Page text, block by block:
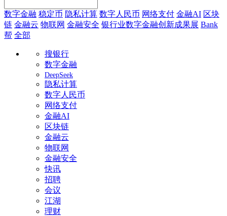
数字金融 稳定币 隐私计算 数字人民币 网络支付 金融AI 区块
链 金融云 物联网 金融安全 银行业数字金融创新成果展 Bank
帮 全部
搜银行
数字金融
DeepSeek
隐私计算
数字人民币
网络支付
金融AI
区块链
金融云
物联网
金融安全
快讯
招聘
会议
江湖
理财